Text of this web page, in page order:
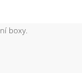
boxy.